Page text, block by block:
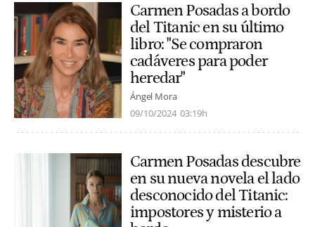
Carmen Posadas a bordo
del Titanic en su último
libro: "Se compraron
cadáveres para poder
heredar"
Ángel Mora
09/10/2024 03:19h
Carmen Posadas descubre
en su nueva novela el lado
desconocido del Titanic:
impostores y misterio a